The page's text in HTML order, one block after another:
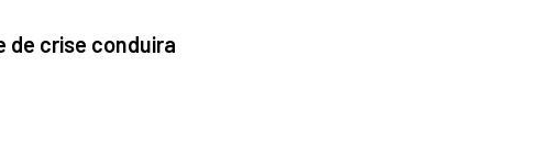
de crise conduira